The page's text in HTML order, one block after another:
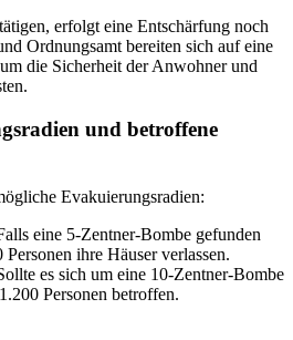
erfolgt eine Entschärfung noch
Ordnungsamt bereiten sich auf eine
die Sicherheit der Anwohner und
und betroffene
Evakuierungsradien:
eine 5-Zentner-Bombe gefunden
ihre Häuser verlassen.
es sich um eine 10-Zentner-Bombe
Personen betroffen.